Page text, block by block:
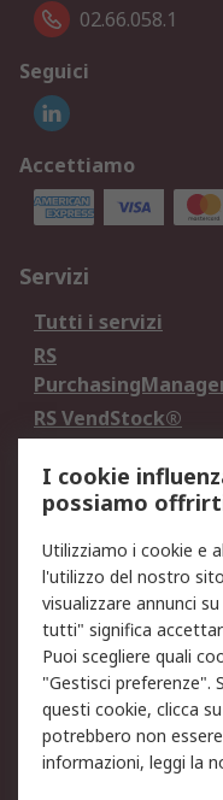
02.66.058.1
Seguici
Accettiamo
Servizi
Tutti i servizi
RS
RS VendStock®
Legale
Informativa Cookie
Email Security
Condizioni di
Etica e
Chi Siamo
I cookie
possiamo
Utilizziamo i cookie e
l'utilizzo del nostro
visualizzare annunci
tutti" significa
Puoi scegliere quali
"Gestisci preferenze".
questi cookie, clicca
potrebbero non
informazioni, leggi la